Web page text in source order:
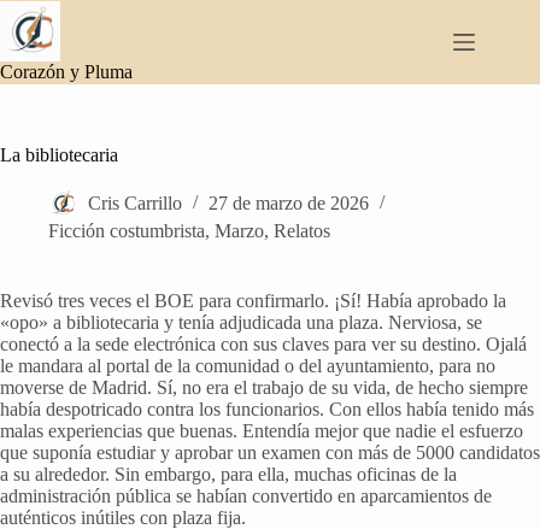
Saltar
contenido
Corazón y Pluma
La bibliotecaria
Cris Carrillo
27 de marzo de 2026
Ficción costumbrista, Marzo, Relatos
Revisó tres veces el BOE para confirmarlo. ¡Sí! Había aprobado la
«opo» a bibliotecaria y tenía adjudicada una plaza. Nerviosa, se
conectó a la sede electrónica con sus claves para ver su destino. Ojalá
le mandara al portal de la comunidad o del ayuntamiento, para no
moverse de Madrid. Sí, no era el trabajo de su vida, de hecho siempre
había despotricado contra los funcionarios. Con ellos había tenido más
malas experiencias que buenas. Entendía mejor que nadie el esfuerzo
que suponía estudiar y aprobar un examen con más de 5000 candidatos
a su alrededor. Sin embargo, para ella, muchas oficinas de la
administración pública se habían convertido en aparcamientos de
auténticos inútiles con plaza fija.